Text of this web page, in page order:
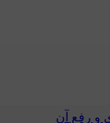
و رفع آن